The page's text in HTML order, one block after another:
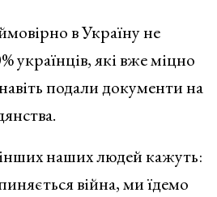
в Україну не
українців, які вже міцно
подали документи на
наших людей кажуть:
війна, ми їдемо